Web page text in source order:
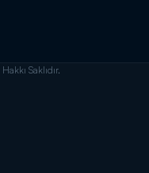
Saklıdır.